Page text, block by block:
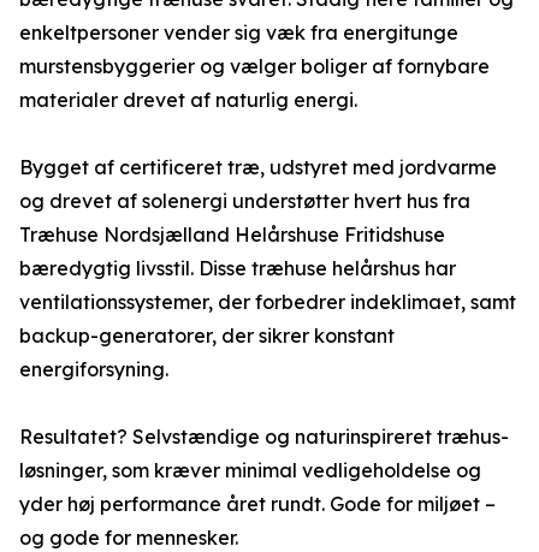
enkeltpersoner vender sig væk fra energitunge
murstensbyggerier og vælger boliger af fornybare
materialer drevet af naturlig energi.
Bygget af certificeret træ, udstyret med jordvarme
og drevet af solenergi understøtter hvert hus fra
Træhuse Nordsjælland Helårshuse Fritidshuse
bæredygtig livsstil. Disse træhuse helårshus har
ventilationssystemer, der forbedrer indeklimaet, samt
backup-generatorer, der sikrer konstant
energiforsyning.
Resultatet? Selvstændige og naturinspireret træhus-
løsninger, som kræver minimal vedligeholdelse og
yder høj performance året rundt. Gode for miljøet –
og gode for mennesker.